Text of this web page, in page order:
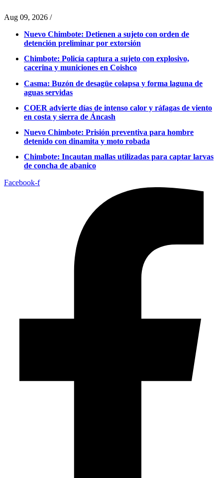
Aug 09, 2026 /
Nuevo Chimbote: Detienen a sujeto con orden de
detención preliminar por extorsión
Chimbote: Policía captura a sujeto con explosivo,
cacerina y municiones en Coishco
Casma: Buzón de desagüe colapsa y forma laguna de
aguas servidas
COER advierte días de intenso calor y ráfagas de viento
en costa y sierra de Áncash
Nuevo Chimbote: Prisión preventiva para hombre
detenido con dinamita y moto robada
Chimbote: Incautan mallas utilizadas para captar larvas
de concha de abanico
Facebook-f